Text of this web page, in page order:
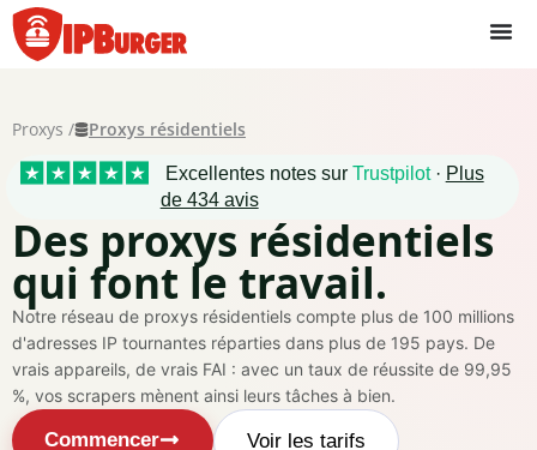
Passer
au
contenu
Proxys / Proxys résidentiels
Excellentes notes sur Trustpilot· Plus
de 434 avis
Des proxys résidentiels
qui font le travail.
Notre réseau de proxys résidentiels compte plus de 100 millions
d'adresses IP tournantes réparties dans plus de 195 pays. De
vrais appareils, de vrais FAI : avec un taux de réussite de 99,95
%, vos scrapers mènent ainsi leurs tâches à bien.
Commencer Voir les tarifs